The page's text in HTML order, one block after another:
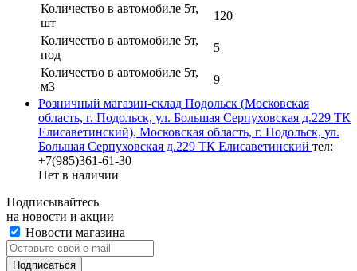
Количество в автомобиле 5т,
шт
120
Количество в автомобиле 5т,
под
5
Количество в автомобиле 5т,
м3
9
Розничный магазин-склад Подольск (Московская
область, г. Подольск, ул. Большая Серпуховская д.229 ТК
Елисаветинский), Московская область, г. Подольск, ул.
Большая Серпуховская д.229 ТК Елисаветинский тел:
+7(985)361-61-30
Нет в наличии
Подписывайтесь
на новости и акции
Новости магазина